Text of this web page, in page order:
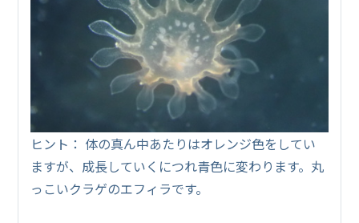
ヒント： 体の真ん中あたりはオレンジ色をしてい
ますが、成長していくにつれ青色に変わります。丸
っこいクラゲのエフィラです。